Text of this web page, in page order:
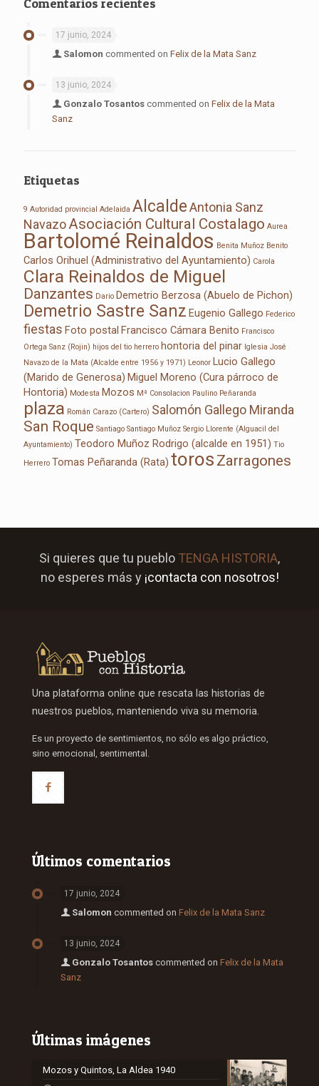
Comentarios recientes
17 junio, 2024
Salomon commented on Felix de la Mata Sanz
13 junio, 2024
Gonzalo Tosantos commented on Felix de la Mata
Sanz
Etiquetas
9 Autoridad provincial Adelaida AlcaldeAntonia Sanz
NavazoAsociación Cultural Costalago Aurea
Bartolomé Reinaldos Benita Muñoz Benito
Carlos Orihuel (Administrativo del Ayuntamiento) Carola
Clara Reinaldos de Miguel
Danzantes Dario Demetrio Berzosa (Abuelo de Pichon)
Demetrio Sastre Sanz Eugenio Gallego Federico
fiestas Foto postal Francisco Cámara Benito Francisco
Ortega Sanz (Rojin) hijos del tio herrero hontoria del pinar Iglesia José
Navazo de la Mata (Alcalde entre 1956 y 1971) Leonor Lucio Gallego
(Marido de Generosa) Miguel Moreno (Cura párroco de
Hontoria) Modesta Mozos Mª Consolacion Paulino Peñaranda
plaza Román Carazo (Cartero) Salomón Gallego Miranda
San Roque Santiago Santiago Muñoz Sergio Llorente (Alguacil del
Ayuntamiento) Teodoro Muñoz Rodrigo (alcalde en 1951) Tio
Herrero Tomas Peñaranda (Rata) toros Zarragones
Si quieres que tu pueblo TENGA HISTORIA,
no esperes más y ¡contacta con nosotros!
Una plataforma online que rescata las historias de
nuestros pueblos, manteniendo viva su memoria.
Es un proyecto de sentimientos, no sólo es algo práctico,
sino emocional, sentimental.
Últimos comentarios
17 junio, 2024
Salomon commented on Felix de la Mata Sanz
13 junio, 2024
Gonzalo Tosantos commented on Felix de la Mata
Sanz
Últimas imágenes
Mozos y Quintos, La Aldea 1940